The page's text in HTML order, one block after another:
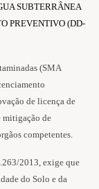
SUBTERRÂNEA
PREVENTIVO (DD-
(SMA
de licença de
mitigação de
competentes.
2013, exige que
do Solo e da